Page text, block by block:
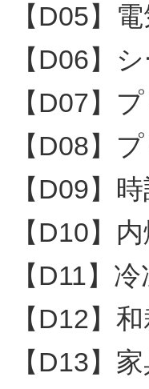
【D05】
【D06】
【D07】
【D08】
【D09】
【D10】
【D11】
【D12】
【D13】